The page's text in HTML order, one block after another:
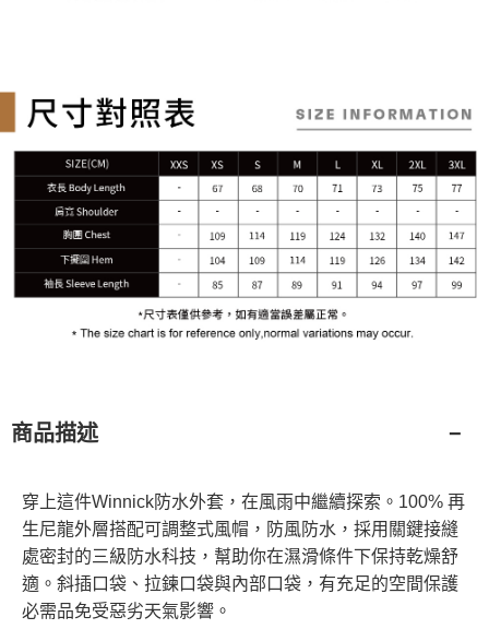
商品描述
穿上這件Winnick防水外套，在風雨中繼續探索。100% 再
生尼龍外層搭配可調整式風帽，防風防水，採用關鍵接縫
處密封的三級防水科技，幫助你在濕滑條件下保持乾燥舒
適。斜插口袋、拉鍊口袋與內部口袋，有充足的空間保護
必需品免受惡劣天氣影響。